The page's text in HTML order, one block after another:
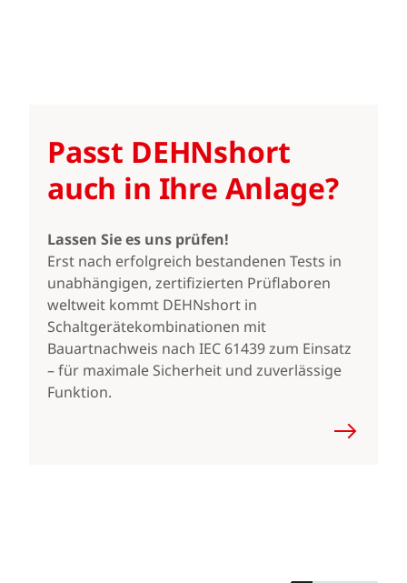
Passt DEHNshort
auch in Ihre Anlage?
Lassen Sie es uns prüfen!
Erst nach erfolgreich bestandenen Tests in
unabhängigen, zertifizierten Prüflaboren
weltweit kommt DEHNshort in
Schaltgerätekombinationen mit
Bauartnachweis nach IEC 61439 zum Einsatz
– für maximale Sicherheit und zuverlässige
Funktion.